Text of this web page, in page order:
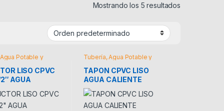
Mostrando los 5 resultados
Potable y
LISO CPVC
AGUA
Tubería, Agua Potable y
TAPON CPVC LISO
AGUA CALIENTE